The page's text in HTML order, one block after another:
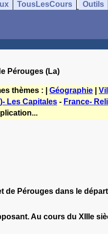
TousLesCours Outils
Pérouges (La)
thèmes : | Géographie
Les Capitales - France-
Pérouges dans le
Au cours du XIIIe